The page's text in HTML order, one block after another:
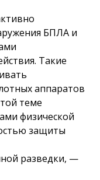
БПЛА и
Такие
аппаратов
теме
физической
защиты
разведки, —